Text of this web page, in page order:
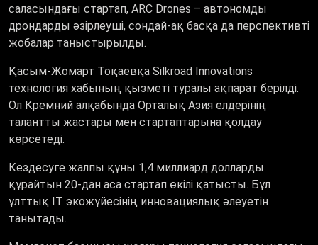
саласындағы стартап, ARC Drones – автономды
дрондарды әзірлеуші, сондай-ақ басқа да перспективті
жобалар таныстырылды.
Қасым-Жомарт Тоқаевқа Silkroad Innovations
технология хабының қызметі туралы ақпарат берілді.
Ол Кремний алқабында Орталық Азия елдерінің
талантты жастары мен стартаптарына қолдау
көрсетеді.
Кездесуге жалпы құны 1,4 миллиард долларды
құрайтын 20-дан аса стартап өкілі қатысты. Бұл
ұлттық ІТ экожүйесінің инновациялық әлеуетін
танытады.